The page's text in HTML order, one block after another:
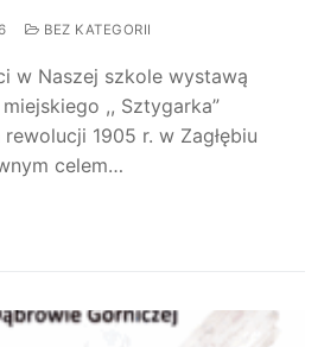
BEZ KATEGORII
w Naszej szkole wystawą
,, Sztygarka”
1905 r. w Zagłębiu
celem…